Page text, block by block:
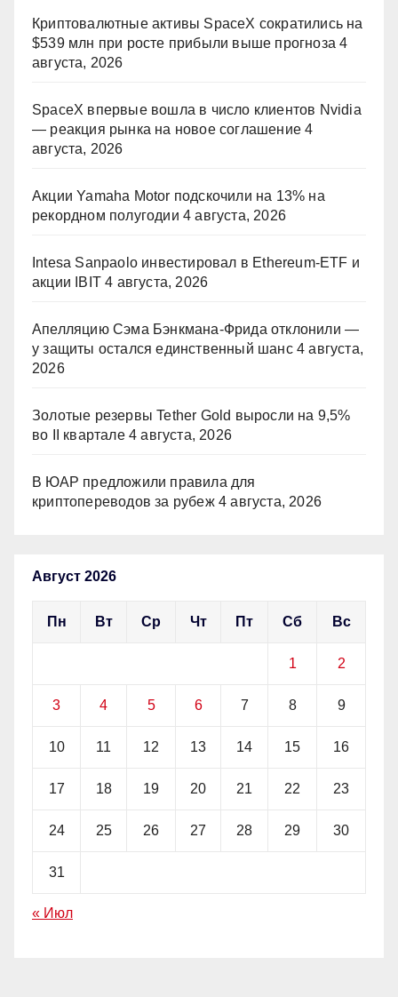
Криптовалютные активы SpaceX сократились на
$539 млн при росте прибыли выше прогноза 4
августа, 2026
SpaceX впервые вошла в число клиентов Nvidia
— реакция рынка на новое соглашение 4
августа, 2026
Акции Yamaha Motor подскочили на 13% на
рекордном полугодии 4 августа, 2026
Intesa Sanpaolo инвестировал в Ethereum-ETF и
акции IBIT 4 августа, 2026
Апелляцию Сэма Бэнкмана-Фрида отклонили —
у защиты остался единственный шанс 4 августа,
2026
Золотые резервы Tether Gold выросли на 9,5%
во II квартале 4 августа, 2026
В ЮАР предложили правила для
криптопереводов за рубеж 4 августа, 2026
Август 2026
Пн Вт Ср Чт Пт Сб Вс
1 2
3 4 5 6 7 8 9
10 11 12 13 14 15 16
17 18 19 20 21 22 23
24 25 26 27 28 29 30
31
« Июл